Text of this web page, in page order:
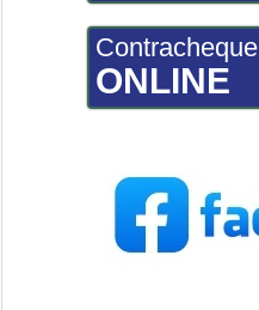
Contracheque
ONLINE